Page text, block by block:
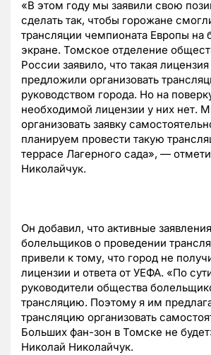
«В этом году мы заявили свою
сделать так, чтобы горожане
трансляции чемпионата Европы на
экране. Томское отделение
России заявило, что такая
предложили организовать
руководством города. Но на
необходимой лицензии у них нет.
организовать заявку
планируем провести такую
террасе Лагерного сада», —
Николайчук.
Он добавил, что активные
болельщиков о проведении
привели к тому, что город не
лицензии и ответа от УЕФА. «По
руководители общества
трансляцию. Поэтому я им
трансляцию организовать
Больших фан-зон в Томске не
Николай Николайчук.